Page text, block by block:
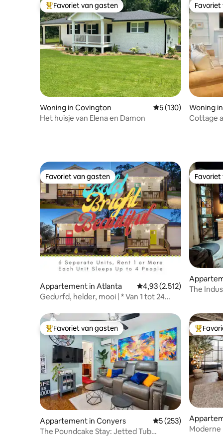
Topfavoriet van gasten
Favoriet van gasten
Woning in Covington Gemiddelde
5 (130)
Het huisje van Elena en Damon
Woning
Cottage
Favoriet van gasten
Favoriet van gasten
Appartement in Atlanta Gemiddelde beoordeling
4,93 (2.512)
Gedurfd, helder, mooi | * Van 1 tot 24
The
Topfavoriet van gasten
Favoriet van gasten
Appartement in Conyers Gemiddelde
5 (253)
The Poundcake Stay: Jetted Tub
Moderne